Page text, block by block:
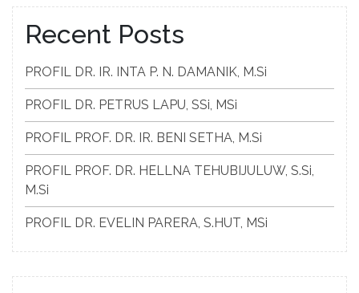
Recent Posts
PROFIL DR. IR. INTA P. N. DAMANIK, M.Si
PROFIL DR. PETRUS LAPU, SSi, MSi
PROFIL PROF. DR. IR. BENI SETHA, M.Si
PROFIL PROF. DR. HELLNA TEHUBIJULUW, S.Si,
M.Si
PROFIL DR. EVELIN PARERA, S.HUT, MSi